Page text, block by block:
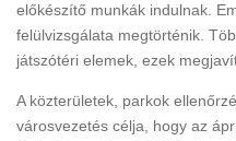
előkészítő munkák indulnak.
felülvizsgálata megtörténik.
játszótéri elemek, ezek
A közterületek, parkok
városvezetés célja, hogy az